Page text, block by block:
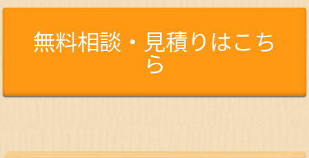
無料相談・見積りはこち
ら